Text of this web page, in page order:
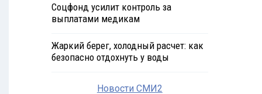
Соцфонд усилит контроль за
выплатами медикам
Жаркий берег, холодный расчет: как
безопасно отдохнуть у воды
Новости СМИ2